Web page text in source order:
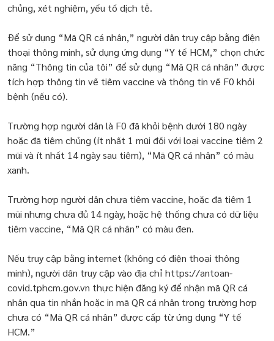
chủng, xét nghiệm, yếu tố dịch tễ.
Để sử dụng “Mã QR cá nhân,” người dân truy cập bằng điện
thoại thông minh, sử dụng ứng dụng “Y tế HCM,” chọn chức
năng “Thông tin của tôi” để sử dụng “Mã QR cá nhân” được
tích hợp thông tin về tiêm vaccine và thông tin về F0 khỏi
bệnh (nếu có).
Trường hợp người dân là F0 đã khỏi bệnh dưới 180 ngày
hoặc đã tiêm chủng (ít nhất 1 mũi đối với loại vaccine tiêm 2
mũi và ít nhất 14 ngày sau tiêm), “Mã QR cá nhân” có màu
xanh.
Trường hợp người dân chưa tiêm vaccine, hoặc đã tiêm 1
mũi nhưng chưa đủ 14 ngày, hoặc hệ thống chưa có dữ liệu
tiêm vaccine, “Mã QR cá nhân” có màu đen.
Nếu truy cập bằng internet (không có điện thoại thông
minh), người dân truy cập vào địa chỉ https://antoan-
covid.tphcm.gov.vn thực hiện đăng ký để nhận mã QR cá
nhân qua tin nhắn hoặc in mã QR cá nhân trong trường hợp
chưa có “Mã QR cá nhân” được cấp từ ứng dụng “Y tế
HCM.”